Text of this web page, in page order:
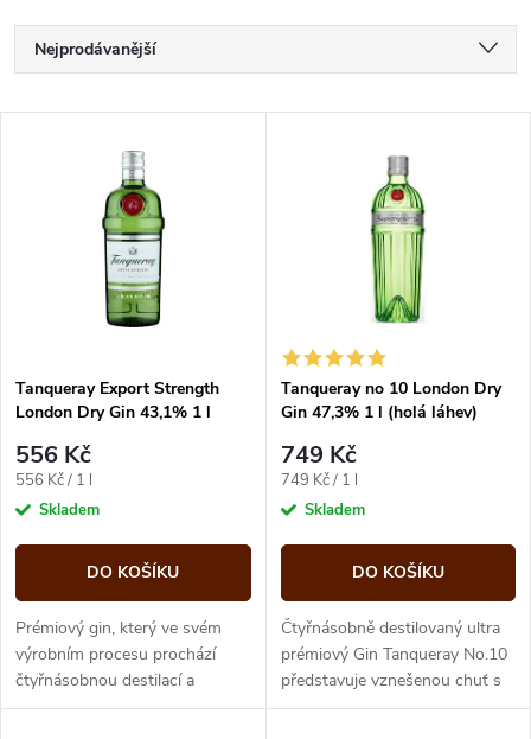
Ř
a
p
r
o
d
u
k
Nejprodávanější
Abecedně
s
p
r
o
d
u
Tanqueray Export Strength
London Dry Gin 43,1% 1 l
556 Kč
Měrná
cena:
556 Kč / 1 l
Skladem
DO KOŠÍKU
Prémiový gin, který ve svém
výrobním procesu prochází
čtyřnásobnou destilací a
získává tak charakteristickou
Tanqueray no 10 London Dry
Gin 47,3% 1 l (holá láhev)
749 Kč
Měrná
cena:
749 Kč / 1 l
Skladem
DO KOŠÍKU
Čtyřnásobně destilovaný ultra
prémiový Gin Tanqueray No.10
představuje vznešenou chuť s
jemnými tóny čerstvých citrusů